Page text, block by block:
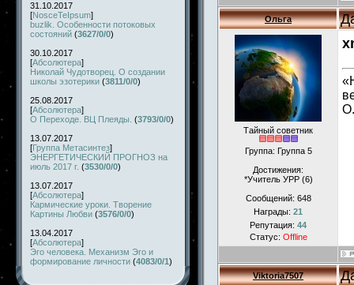
31.10.2017
[NosceTeIpsum]
buzlik. Особенности потоковых
состояний (3627/0/0)
30.10.2017
[Абсолютера]
Николай Чудотворец. О создании
школы эзотерики (3811/0/0)
25.08.2017
[Абсолютера]
О Переходе. ВЦ Плеяды. (3793/0/0)
13.07.2017
[Группа Метасинтез]
ЭНЕРГЕТИЧЕСКИЙ ПРОГНОЗ на
июль 2017 г. (3530/0/0)
13.07.2017
[Абсолютера]
Кармические уроки. Творение
Картины Любви (3576/0/0)
13.04.2017
[Абсолютера]
Эго человека. Механизм Эго и
формирование личности (4083/0/1)
Ольга
Тайный советник
Группа: Группа 5
Достижения:
*Учитель УРР (6)
Сообщений: 648
Награды: 21
Репутация: 44
Статус: Offline
Viktoria7507